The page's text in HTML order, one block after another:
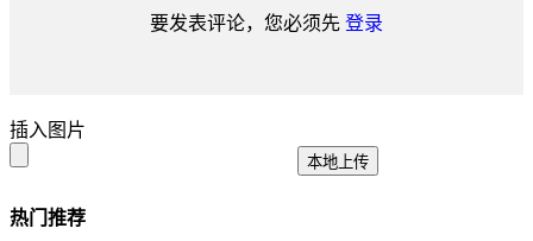
要发表评论，您必须先 登录
插入图片
本地上传
热门推荐